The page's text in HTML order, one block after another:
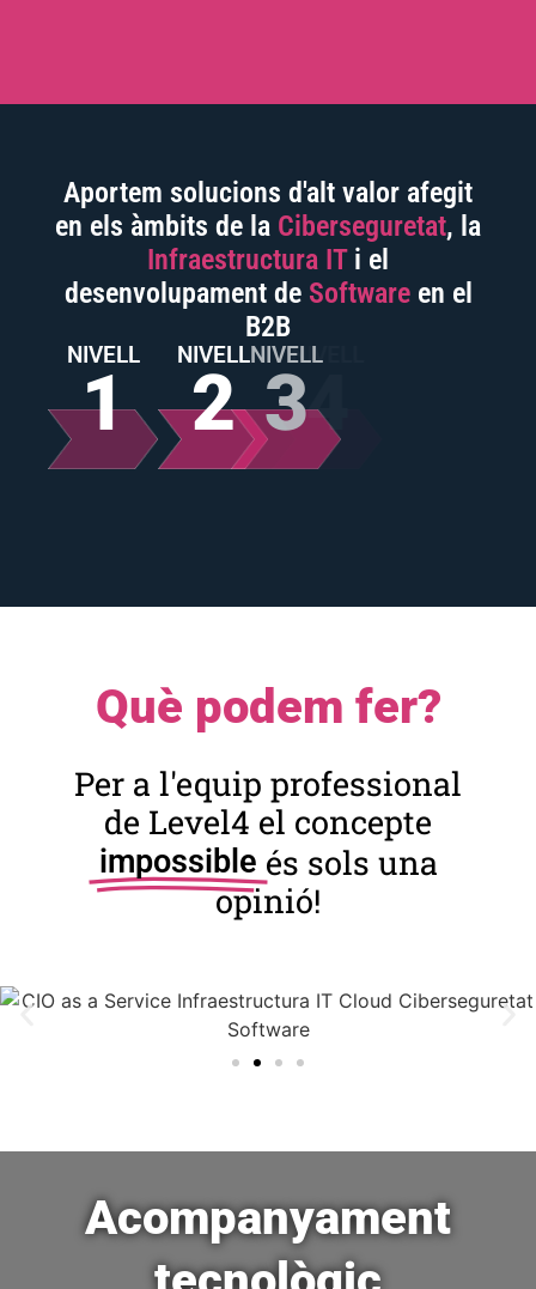
Aportem solucions d'alt valor afegit
en els àmbits de la Ciberseguretat, la
Infraestructura ITi el
desenvolupament de Softwareen el
B2B
NIVELL
1
NIVELL
2
NIVELL
3
Què podem fer?
Per a l'equip professional
de Level4 el concepte
impossible és sols una
opinió!
Acompanyament